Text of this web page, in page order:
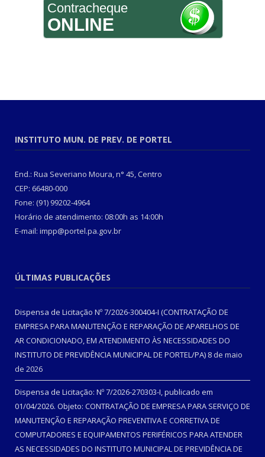
Contracheque
ONLINE
INSTITUTO MUN. DE PREV. DE PORTEL
End.: Rua Severiano Moura, n° 45, Centro
CEP: 66480-000
Fone: (91) 99202-4964
Horário de atendimento: 08:00h as 14:00h
E-mail: impp@portel.pa.gov.br
ÚLTIMAS PUBLICAÇÕES
Dispensa de Licitação Nº 7/2026-300404-I (CONTRATAÇÃO DE
EMPRESA PARA MANUTENÇÃO E REPARAÇÃO DE APARELHOS DE
AR CONDICIONADO, EM ATENDIMENTO ÀS NECESSIDADES DO
INSTITUTO DE PREVIDÊNCIA MUNICIPAL DE PORTEL/PA) 8 de maio
de 2026
Dispensa de Licitação: Nº 7/2026-270303-I, publicado em
01/04/2026. Objeto: CONTRATAÇÃO DE EMPRESA PARA SERVIÇO DE
MANUTENÇÃO E REPARAÇÃO PREVENTIVA E CORRETIVA DE
COMPUTADORES E EQUIPAMENTOS PERIFÉRICOS PARA ATENDER
AS NECESSIDADES DO INSTITUTO MUNICIPAL DE PREVIDÊNCIA DE